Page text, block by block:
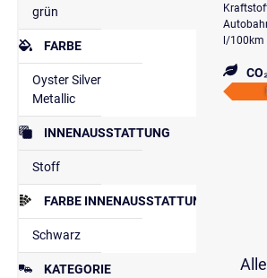
grün
FARBE
Oyster Silver
Metallic
INNENAUSSTATTUNG
Stoff
FARBE INNENAUSSTATTUNG
Schwarz
KATEGORIE
l/100km